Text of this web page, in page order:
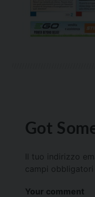
Got
Il tuo indirizzo
campi obbligatori
Your comment